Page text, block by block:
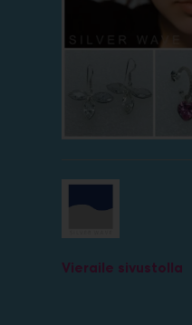
Vieraile sivustolla